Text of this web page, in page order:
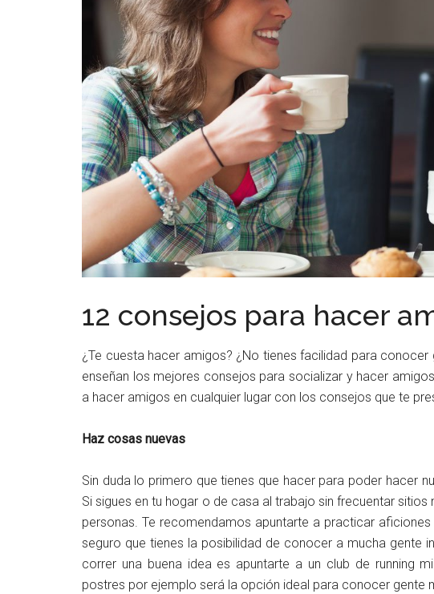
12 consejos para hacer
¿Te cuesta hacer amigos? ¿No tienes facilidad para
enseñan los mejores consejos para socializar y hacer
a hacer amigos en cualquier lugar con los consejos que te
Haz cosas nuevas
Sin duda lo primero que tienes que hacer para poder hacer
Si sigues en tu hogar o de casa al trabajo sin frecuentar
personas. Te recomendamos apuntarte a practicar
seguro que tienes la posibilidad de conocer a mucha gente
correr una buena idea es apuntarte a un club de running
postres por ejemplo será la opción ideal para conocer gente